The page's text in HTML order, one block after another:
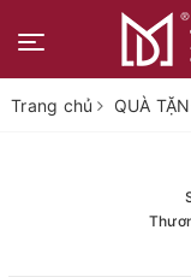
Trang chủ QUÀ